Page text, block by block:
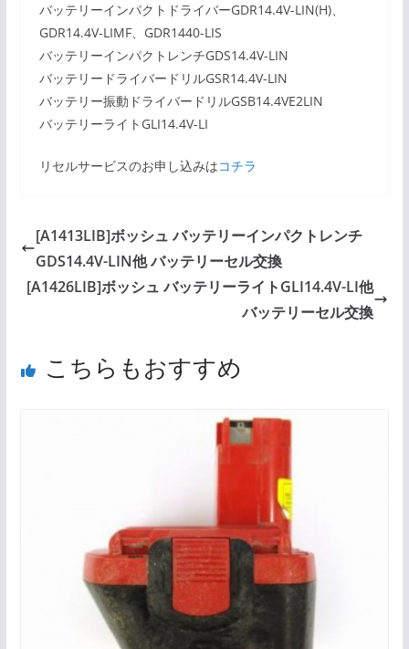
バッテリーインパクトドライバーGDR14.4V-LIN(H)、
GDR14.4V-LIMF、GDR1440-LIS
バッテリーインパクトレンチGDS14.4V-LIN
バッテリードライバードリルGSR14.4V-LIN
バッテリー振動ドライバードリルGSB14.4VE2LIN
バッテリーライトGLI14.4V-LI
リセルサービスのお申し込みはコチラ
[A1413LIB]ボッシュ バッテリーインパクトレンチ
GDS14.4V-LIN他 バッテリーセル交換
[A1426LIB]ボッシュ バッテリーライトGLI14.4V-LI他
バッテリーセル交換
こちらもおすすめ